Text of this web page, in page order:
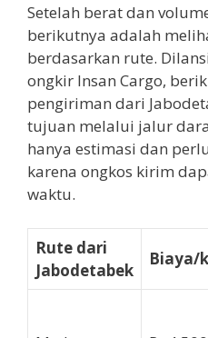
Setelah berat dan
berikutnya adalah
berdasarkan rute.
ongkir Insan Cargo,
pengiriman dari
tujuan melalui jalur
hanya estimasi dan
karena ongkos kirim
waktu.
Rute dari
Jabodetabek
Biaya/